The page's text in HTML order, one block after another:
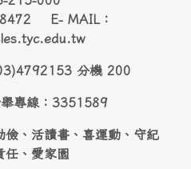
E- MAIL：
分機 200
專線：3351589
儉、活讀書、喜運動、守紀
任、愛家園